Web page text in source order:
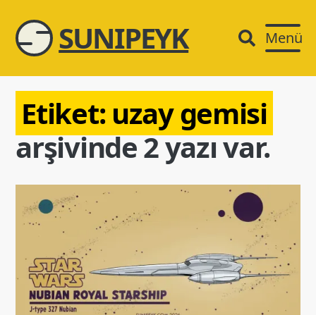
SUNIPEYK Menü
Etiket: uzay gemisi
arşivinde 2 yazı var.